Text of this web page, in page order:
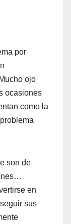
por
ojo
ocasiones
como la
son de
en
sus